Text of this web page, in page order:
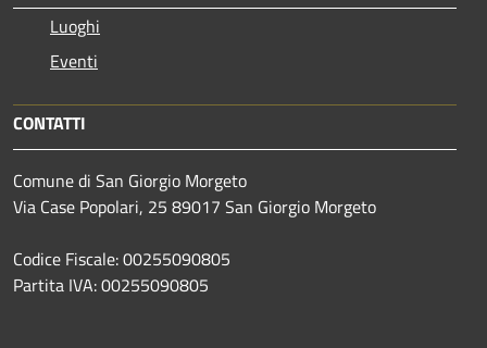
Luoghi
Eventi
CONTATTI
Comune di San Giorgio Morgeto
Via Case Popolari, 25 89017 San Giorgio Morgeto
Codice Fiscale: 00255090805
Partita IVA: 00255090805